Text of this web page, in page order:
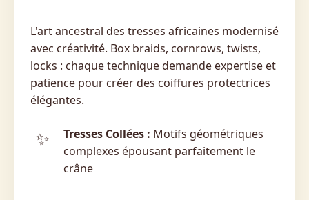
L'art ancestral des tresses africaines modernisé
avec créativité. Box braids, cornrows, twists,
locks : chaque technique demande expertise et
patience pour créer des coiffures protectrices
élégantes.
Tresses Collées : Motifs géométriques
complexes épousant parfaitement le
crâne